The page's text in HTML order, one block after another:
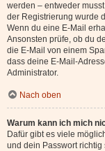
werden – entweder
der Registrierung wurde
Wenn du eine E-Mail
Ansonsten prüfe, ob du
die E-Mail von einem
dass deine E-Mail-
Administrator.
Nach oben
Warum kann ich mich
Dafür gibt es viele
und dein Passwort